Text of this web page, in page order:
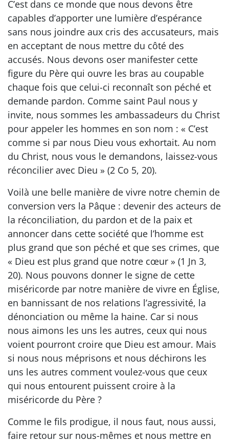
C’est dans ce monde que nous devons être
capables d’apporter une lumière d’espérance
sans nous joindre aux cris des accusateurs, mais
en acceptant de nous mettre du côté des
accusés. Nous devons oser manifester cette
figure du Père qui ouvre les bras au coupable
chaque fois que celui-ci reconnaît son péché et
demande pardon. Comme saint Paul nous y
invite, nous sommes les ambassadeurs du Christ
pour appeler les hommes en son nom : « C’est
comme si par nous Dieu vous exhortait. Au nom
du Christ, nous vous le demandons, laissez-vous
réconcilier avec Dieu » (2 Co 5, 20).
Voilà une belle manière de vivre notre chemin de
conversion vers la Pâque : devenir des acteurs de
la réconciliation, du pardon et de la paix et
annoncer dans cette société que l’homme est
plus grand que son péché et que ses crimes, que
« Dieu est plus grand que notre cœur » (1 Jn 3,
20). Nous pouvons donner le signe de cette
miséricorde par notre manière de vivre en Église,
en bannissant de nos relations l’agressivité, la
dénonciation ou même la haine. Car si nous
nous aimons les uns les autres, ceux qui nous
voient pourront croire que Dieu est amour. Mais
si nous nous méprisons et nous déchirons les
uns les autres comment voulez-vous que ceux
qui nous entourent puissent croire à la
miséricorde du Père ?
Comme le fils prodigue, il nous faut, nous aussi,
faire retour sur nous-mêmes et nous mettre en